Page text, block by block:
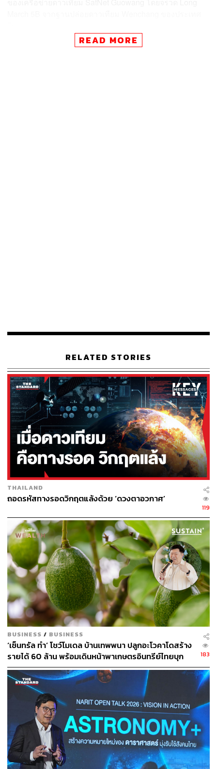
แม้เวลาการปล่อยจรวด Long March 5B เกิดขึ้นในช่วงเวลา
ธรรมชาติ เช่น ฝนดาวตก ดาวหาง หรือดาวเคราะห์น้อยพุ่ง
ใส่ชั้นบรรยากาศโลก
ทั้งนี้ การมองเห็นลำแสงจากเครื่องยนต์ของจรวดไม่ใช่เรื่อง
แปลกใหม่ โดยเฉพาะภารกิจที่มีการเดินเครื่องยนต์ในช่วง
เวลาหัวค่ำ และมีวิถีโคจรผ่านน่านฟ้าของไทย อย่างเช่นเมื่อ
วันที่ 25 ธันวาคม เมื่อจรวด Ariane 5 นำส่งกล้องโทรทรรศน์
อวกาศเจมส์ เว็บบ์ ก็มีรายงานการพบเห็นช่วงเวลาที่จรวดเดิน
เครื่องยนต์จากพื้นที่ต่างๆ ทั่วประเทศไทยเช่นกัน
สำหรับในปี 2024 มีการนำส่งจรวดขึ้นสู่วงโคจรรวมทั้งสิ้น
255 เที่ยวบิน (สถิติ ณ วันที่ 25 ธันวาคม) นับเป็นศักราชที่นำ
ส่งจรวดสำหรับภารกิจไปโคจรรอบโลกได้มากที่สุดใน
ประวัติศาสตร์ ทำให้มีโอกาสมองเห็นแสงจากเครื่องยนต์
จรวดได้มากกว่าเดิม โดยจรวดส่วนที่ 2 เหล่านี้มักอยู่สูง
มากกว่า 100 กิโลเมตรจากพื้นดิน และไม่เป็นอันตรายใดๆ
ต่อผู้สังเกตจากพื้นโลก
ภาพ:NARIT สถาบันวิจัยดาราศาสตร์แห่งชาติ
อ้างอิง:
https://nextspaceflight.com/launches/details/7725
https://www.spacex.com/launches/mission/?missionI
d=bandwagon-2
TAGS: แสงปริศนา
สถาบันวิจัยดาราศาสตร์แห่งชาติ
ดาวเทียม
จรวด
8.4K
READ MORE
RELATED STORIES
THAILAND
ถอดรหัสทางรอดวิกฤตแล้งด้วย ‘ดวงตาอวกาศ’
119
BUSINESS / BUSINESS
‘เซ็นทรัล ทำ’ โชว์โมเดล บ้านเทพพนา ปลูกอะโวคาโดสร้าง
รายได้ 60 ล้าน พร้อมเดินหน้าพาเกษตรอินทรีย์ไทยบุก
ตลาดโลก
183